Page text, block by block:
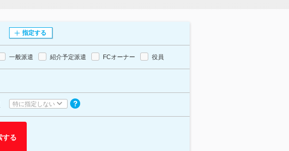
指定する
一般派遣 紹介予定派遣 FCオーナー 役員
特に指定しない
する